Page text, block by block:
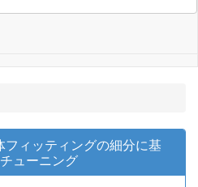
フィッティングの細分に基
ューニング